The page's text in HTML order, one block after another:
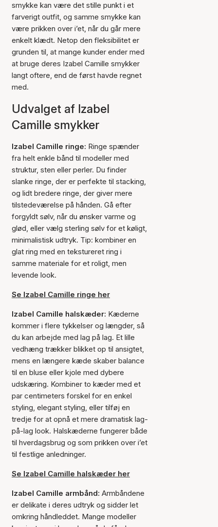
smykke kan være det stille punkt i et
farverigt outfit, og samme smykke kan
være prikken over i’et, når du går mere
enkelt klædt. Netop den fleksibilitet er
grunden til, at mange kunder ender med
at bruge deres Izabel Camille smykker
langt oftere, end de først havde regnet
med.
Udvalget af Izabel
Camille smykker
Izabel Camille ringe: Ringe spænder
fra helt enkle bånd til modeller med
struktur, sten eller perler. Du finder
slanke ringe, der er perfekte til stacking,
og lidt bredere ringe, der giver mere
tilstedeværelse på hånden. Gå efter
forgyldt sølv, når du ønsker varme og
glød, eller vælg sterling sølv for et køligt,
minimalistisk udtryk. Tip: kombiner en
glat ring med en tekstureret ring i
samme materiale for et roligt, men
levende look.
Se Izabel Camille ringe her
Izabel Camille halskæder: Kæderne
kommer i flere tykkelser og længder, så
du kan arbejde med lag på lag. Et lille
vedhæng trækker blikket op til ansigtet,
mens en længere kæde skaber balance
til en bluse eller kjole med dybere
udskæring. Kombiner to kæder med et
par centimeters forskel for en enkel
styling, elegant styling, eller tilføj en
tredje for at opnå et mere dramatisk lag-
på-lag look. Halskæderne fungerer både
til hverdagsbrug og som prikken over i’et
til festlige anledninger.
Se Izabel Camille halskæder her
Izabel Camille armbånd: Armbåndene
er delikate i deres udtryk og sidder let
omkring håndleddet. Mange modeller